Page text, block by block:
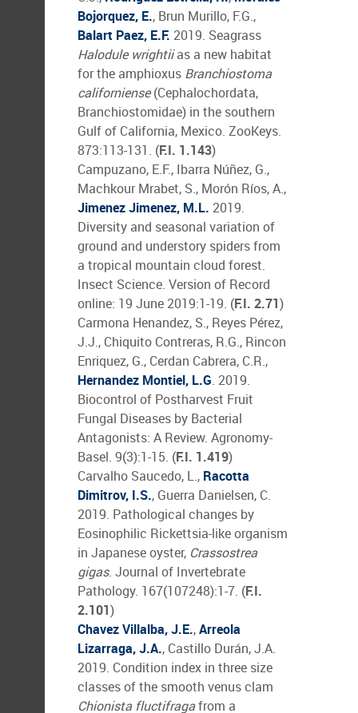
Bojorquez, E., Brun Murillo, F.G.,
Balart Paez, E.F. 2019. Seagrass
Halodule wrightiias a new habitat
for the amphioxus Branchiostoma
californiense(Cephalochordata,
Branchiostomidae) in the southern
Gulf of California, Mexico. ZooKeys.
873:113-131. (F.I. 1.143)
Campuzano, E.F., Ibarra Núñez, G.,
Machkour Mrabet, S., Morón Ríos, A.,
Jimenez Jimenez, M.L. 2019.
Diversity and seasonal variation of
ground and understory spiders from
a tropical mountain cloud forest.
Insect Science. Version of Record
online: 19 June 2019:1-19. (F.I. 2.71)
Carmona Henandez, S., Reyes Pérez,
J.J., Chiquito Contreras, R.G., Rincon
Enriquez, G., Cerdan Cabrera, C.R.,
Hernandez Montiel, L.G. 2019.
Biocontrol of Postharvest Fruit
Fungal Diseases by Bacterial
Antagonists: A Review. Agronomy-
Basel. 9(3):1-15. (F.I. 1.419)
Carvalho Saucedo, L., Racotta
Dimitrov, I.S., Guerra Danielsen, C.
2019. Pathological changes by
Eosinophilic Rickettsia-like organism
in Japanese oyster, Crassostrea
gigas. Journal of Invertebrate
Pathology. 167(107248):1-7. (F.I.
2.101)
Chavez Villalba, J.E.,Arreola
Lizarraga, J.A., Castillo Durán, J.A.
2019. Condition index in three size
classes of the smooth venus clam
Chionista fluctifragafrom a